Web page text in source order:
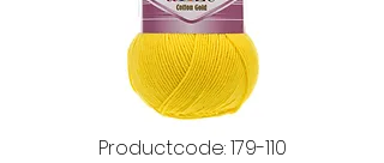
Productcode: 179-110